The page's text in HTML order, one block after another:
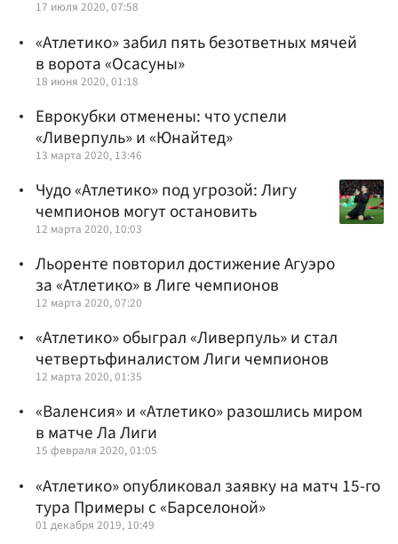
17 июля 2020, 07:58
«Атлетико» забил пять безответных мячей
в ворота «Осасуны»
18 июня 2020, 01:18
Еврокубки отменены: что успели
«Ливерпуль» и «Юнайтед»
13 марта 2020, 13:46
Чудо «Атлетико» под угрозой: Лигу
чемпионов могут остановить
12 марта 2020, 10:03
Льоренте повторил достижение Агуэро
за «Атлетико» в Лиге чемпионов
12 марта 2020, 07:20
«Атлетико» обыграл «Ливерпуль» и стал
четвертьфиналистом Лиги чемпионов
12 марта 2020, 01:35
«Валенсия» и «Атлетико» разошлись миром
в матче Ла Лиги
15 февраля 2020, 01:05
«Атлетико» опубликовал заявку на матч 15-го
тура Примеры с «Барселоной»
01 декабря 2019, 10:49